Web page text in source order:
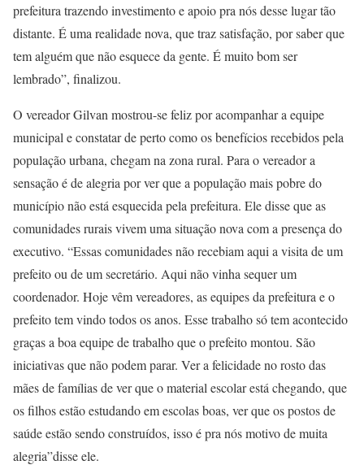
prefeitura trazendo investimento e apoio pra nós desse lugar tão
distante. É uma realidade nova, que traz satisfação, por saber que
tem alguém que não esquece da gente. É muito bom ser
lembrado”, finalizou.
O vereador Gilvan mostrou-se feliz por acompanhar a equipe
municipal e constatar de perto como os benefícios recebidos pela
população urbana, chegam na zona rural. Para o vereador a
sensação é de alegria por ver que a população mais pobre do
município não está esquecida pela prefeitura. Ele disse que as
comunidades rurais vivem uma situação nova com a presença do
executivo. “Essas comunidades não recebiam aqui a visita de um
prefeito ou de um secretário. Aqui não vinha sequer um
coordenador. Hoje vêm vereadores, as equipes da prefeitura e o
prefeito tem vindo todos os anos. Esse trabalho só tem acontecido
graças a boa equipe de trabalho que o prefeito montou. São
iniciativas que não podem parar. Ver a felicidade no rosto das
mães de famílias de ver que o material escolar está chegando, que
os filhos estão estudando em escolas boas, ver que os postos de
saúde estão sendo construídos, isso é pra nós motivo de muita
alegria”disse ele.